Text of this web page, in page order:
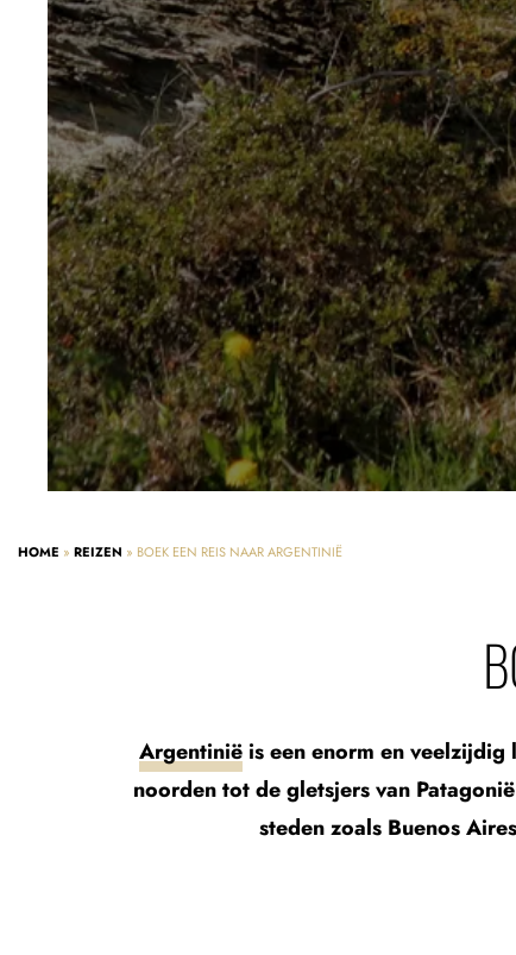
HOME » REIZEN » BOEK EEN REIS NAAR ARGENTINIË
Argentiniëis een enorm en veelzijdig
noorden tot de gletsjers van
steden zoals Buenos